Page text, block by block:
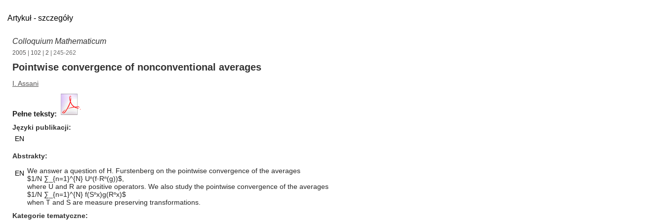
Artykuł - szczegóły
Colloquium Mathematicum
2005 102 2 | 245-262
Pointwise convergence of nonconventional averages
I. Assani
Pełne teksty:
Języki publikacji
EN
Abstrakty
EN We answer a question of H. Furstenberg on the pointwise convergence of the averages
$1/N ∑_{n=1}^{N} Uⁿ(f·Rⁿ(g))$,
where U and R are positive operators. We also study the pointwise convergence of the averages
$1/N ∑_{n=1}^{N} f(Sⁿx)g(Rⁿx)$
when T and S are measure preserving transformations.
Kategorie tematyczne